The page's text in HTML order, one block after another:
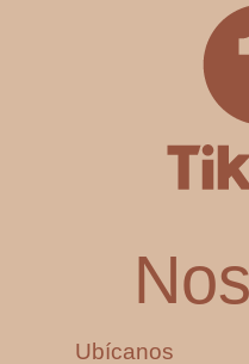
Ubícanos